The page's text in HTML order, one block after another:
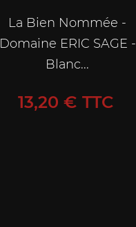
La Bien Nommée -
Domaine ERIC SAGE -
Blanc...
Prix
13,20 € TTC